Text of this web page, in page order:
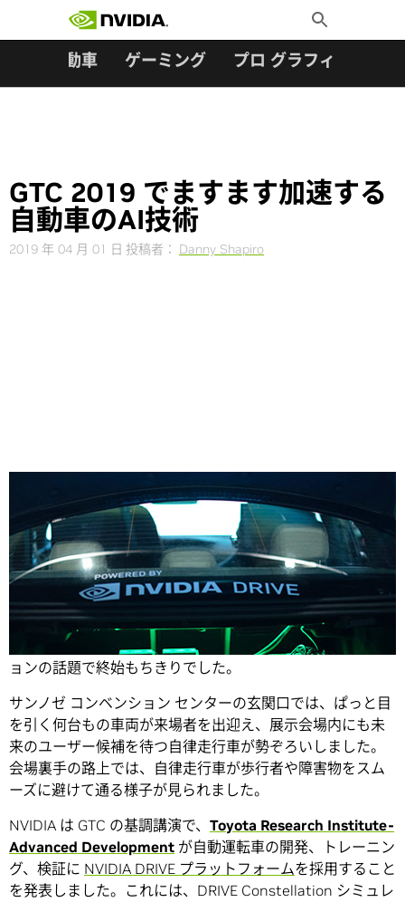
Toggle
Search
自動車 ゲーミング プロ グラフィックス
GTC 2019 でますます加速する
自動車のAI技術
2019 年 04 月 01 日 投稿者： Danny Shapiro
GPU テクノロジ カンファレンス
は、自動車関連イノベーシ
ョンの話題で終始もちきりでした。
サンノゼ コンベンション センターの玄関口では、ぱっと目
を引く何台もの車両が来場者を出迎え、展示会場内にも未
来のユーザー候補を待つ自律走行車が勢ぞろいしました。
会場裏手の路上では、自律走行車が歩行者や障害物をスム
ーズに避けて通る様子が見られました。
NVIDIA は GTC の基調講演で、 Toyota Research Institute-
Advanced Development が自動運転車の開発、トレーニン
グ、検証に NVIDIA DRIVE プラットフォームを採用すること
を発表しました。これには、DRIVE Constellation シミュレ